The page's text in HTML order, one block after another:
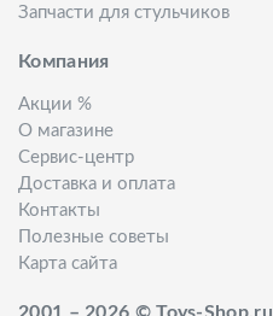
Запчасти для стульчиков
Компания
Акции %
О магазине
Сервис-центр
Доставка и оплата
Контакты
Полезные советы
Карта сайта